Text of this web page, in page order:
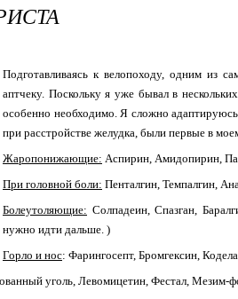
Подготавливаясь к велопоходу, одним из
аптчеку. Поскольку я уже бывал в
особенно необходимо. Я сложно
при расстройстве желудка, были первые в
Жаропонижающие: Аспирин, Амидопирин,
При головной боли: Пенталгин, Темпалгин,
Болеутоляющие: Солпадеин, Спазган,
нужно идти дальше. )
Горло и нос: Фарингосепт, Бромгексин,
уголь, Левомицетин, Фестал, Мезим-